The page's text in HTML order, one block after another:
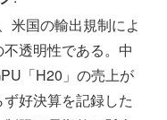
米国の輸出規制によ
透明性である。中
「H20」の売上が
好決算を記録した